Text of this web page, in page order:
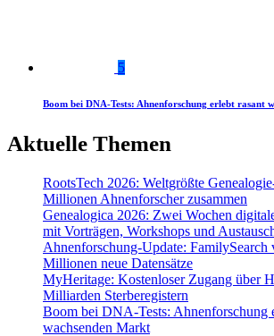
5
Boom bei DNA-Tests: Ahnenforschung erlebt rasant
Aktuelle Themen
RootsTech 2026: Weltgrößte
Millionen Ahnenforscher zusammen
Genealogica 2026: Zwei Wochen
mit Vorträgen, Workshops und
Ahnenforschung-Update:
Millionen neue Datensätze
MyHeritage: Kostenloser Zugang über
Milliarden Sterberegistern
Boom bei DNA-Tests: Ahnenforschung
wachsenden Markt